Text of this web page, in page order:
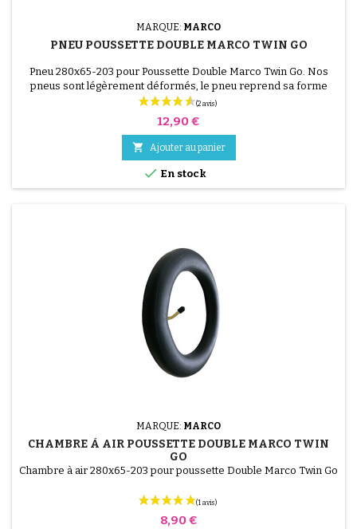
MARQUE: MARCO
PNEU POUSSETTE DOUBLE MARCO TWIN GO
Pneu 280x65-203 pour Poussette Double Marco Twin Go. Nos
pneus sont légèrement déformés, le pneu reprend sa forme
après montage et mise en pression.
Prix
12,90 €
 Ajouter au panier
 En stock
MARQUE: MARCO
CHAMBRE À AIR POUSSETTE DOUBLE MARCO TWIN
GO
Chambre à air 280x65-203 pour poussette Double Marco Twin Go
Prix
8,90 €